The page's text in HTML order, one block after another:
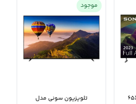
موجود
تلویزیون سونی مدل